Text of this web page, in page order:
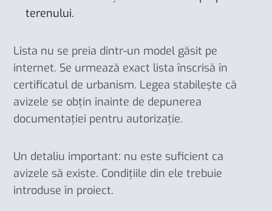
terenului.
Lista nu se preia dintr-un model găsit pe
internet. Se urmează exact lista înscrisă în
certificatul de urbanism. Legea stabilește că
avizele se obțin înainte de depunerea
documentației pentru autorizație.
Un detaliu important: nu este suficient ca
avizele să existe. Condițiile din ele trebuie
introduse în proiect.